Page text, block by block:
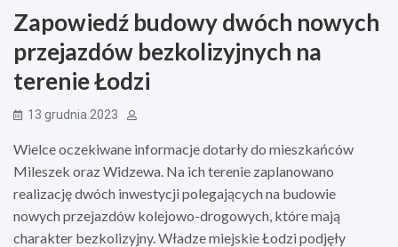
Zapowiedź budowy dwóch nowych
przejazdów bezkolizyjnych na
terenie Łodzi
13 grudnia 2023
Wielce oczekiwane informacje dotarły do mieszkańców
Mileszek oraz Widzewa. Na ich terenie zaplanowano
realizację dwóch inwestycji polegających na budowie
nowych przejazdów kolejowo-drogowych, które mają
charakter bezkolizyjny. Władze miejskie Łodzi podjęły